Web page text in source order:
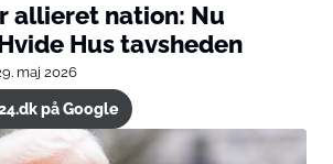
allieret nation: Nu
Hus tavsheden
maj 2026
på Google